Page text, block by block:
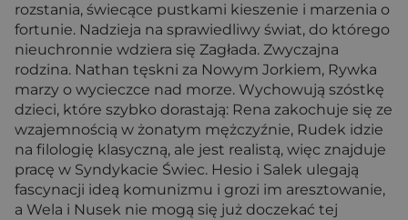
rozstania, świecące pustkami kieszenie i marzenia o
fortunie. Nadzieja na sprawiedliwy świat, do którego
nieuchronnie wdziera się Zagłada. Zwyczajna
rodzina. Nathan tęskni za Nowym Jorkiem, Rywka
marzy o wycieczce nad morze. Wychowują szóstkę
dzieci, które szybko dorastają: Rena zakochuje się ze
wzajemnością w żonatym mężczyźnie, Rudek idzie
na filologię klasyczną, ale jest realistą, więc znajduje
pracę w Syndykacie Świec. Hesio i Salek ulegają
fascynacji ideą komunizmu i grozi im aresztowanie,
a Wela i Nusek nie mogą się już doczekać tej